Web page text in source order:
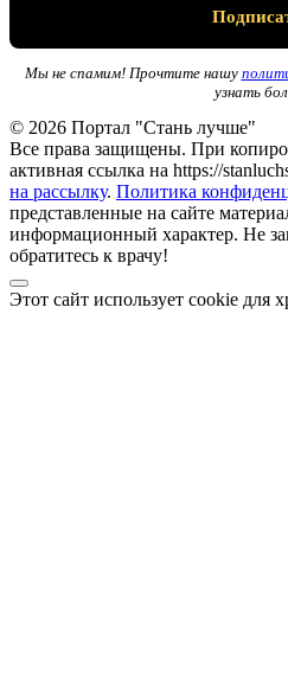
Мы не спамим! Прочтите нашу
узнать
© 2026 Портал "Стань лучше"
Все права защищены. При
активная ссылка на https://
на рассылку. Политика
представленные на сайте
информационный характер. Не
обратитесь к врачу!
Этот сайт использует cookie для